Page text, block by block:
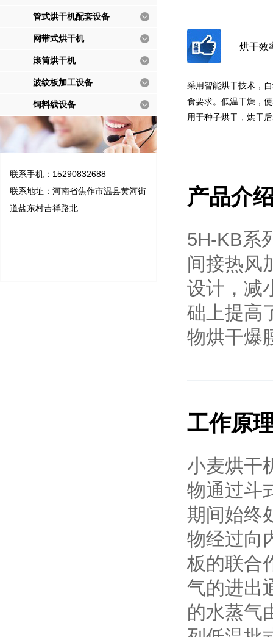
管式烘干机配套设备
网带式烘干机
滚筒烘干机
波纹板加工设备
饲料线设备
联系手机：15290832688
联系地址：河南省焦作市温县黄河街
道盐东村吉祥路北
烘干效
采用智能烘干技术，
食要求。低温干燥，
用于种子烘干，烘干
产品介
5H-KB系
间接热风
设计，减
础上提高
物烘干爆
工作原
小麦烘干
物通过斗
期间始终
物经过向
板的联合
气的进出
的水蒸气